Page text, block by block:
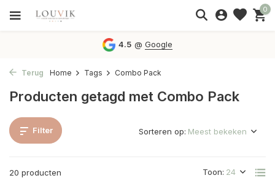
0
4.5 @Google
Terug Home Tags Combo Pack
Producten getagd met Combo Pack
Filter
20 producten Toon:
Sorteren op: